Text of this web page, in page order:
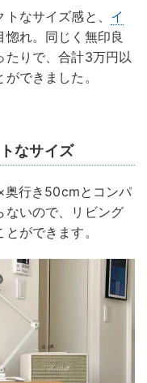
なサイズ感と、 イ
れ。同じく無印良
たりで、合計3万円以
できました。
なサイズ
奥行き50cmとコンパ
ないので、リビング
ができます。